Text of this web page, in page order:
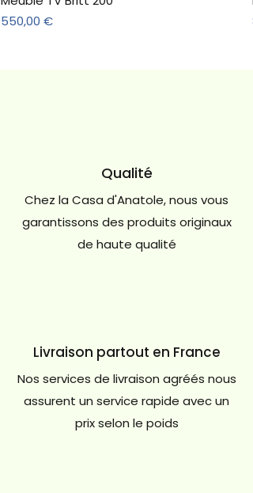
Prix
550,00 €
Qualité
Chez la Casa d'Anatole, nous vous
garantissons des produits originaux
de haute qualité
Livraison partout en France
Nos services de livraison agréés nous
assurent un service rapide avec un
prix selon le poids